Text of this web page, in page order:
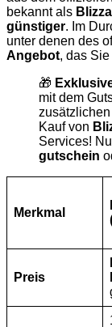
bekannt als
günstiger. Im
unter denen des
Angebot, das
🎁
mit dem
Kauf von
Services!
gutschein
Merkmal
Preis